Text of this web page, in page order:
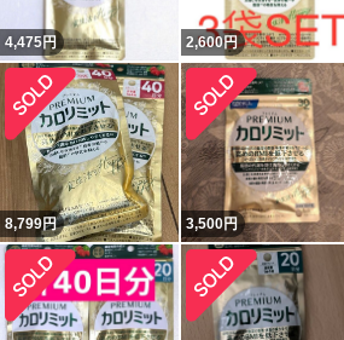
4,475円 2,600円
8,799円 3,500円